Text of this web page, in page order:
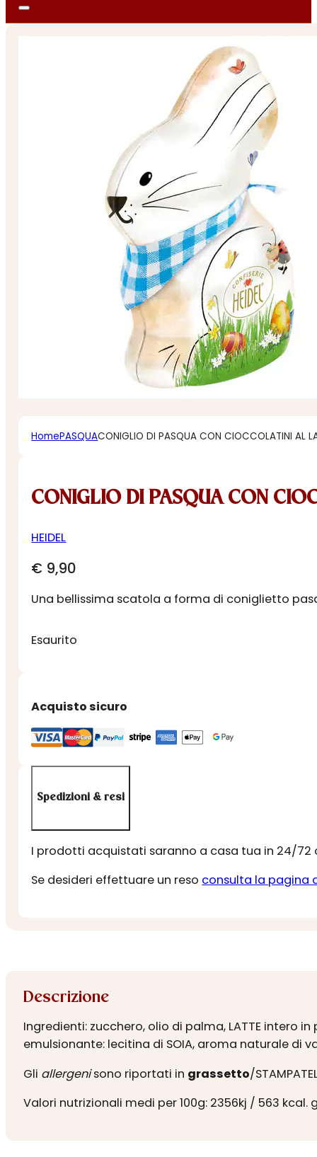
HomePASQUACONIGLIO DI PASQUA CON CIOCCOLATINI AL
CONIGLIO DI PASQUA CON
HEIDEL
€ 9,90
Una bellissima scatola a forma di coniglietto
Esaurito
Acquisto sicuro
Spedizioni & resi
I prodotti acquistati saranno a casa tua in 24/72
Se desideri effettuare un reso consulta la pagina
Descrizione
Ingredienti: zucchero, olio di palma, LATTE intero
emulsionante: lecitina di SOIA, aroma naturale di
Gli allergenisono riportati in grassetto/
Valori nutrizionali medi per 100g: 2356kj / 563 kcal.